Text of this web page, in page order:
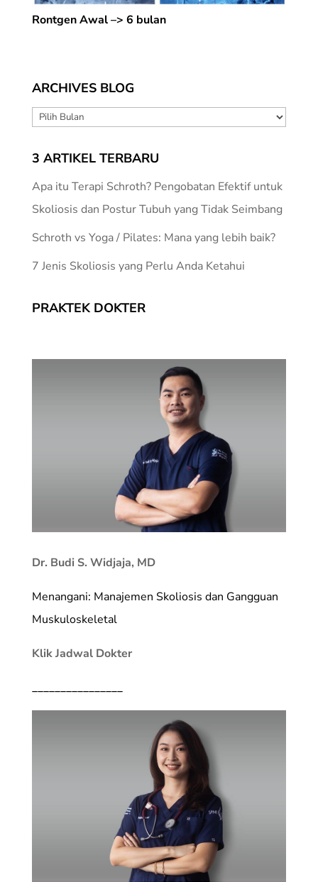
Rontgen Awal –> 6 bulan
ARCHIVES BLOG
ARCHIVES
3 ARTIKEL TERBARU
Apa itu Terapi Schroth? Pengobatan Efektif untuk
Skoliosis dan Postur Tubuh yang Tidak Seimbang
Schroth vs Yoga / Pilates: Mana yang lebih baik?
7 Jenis Skoliosis yang Perlu Anda Ketahui
PRAKTEK DOKTER
Dr. Budi S. Widjaja, MD
Menangani: Manajemen Skoliosis dan Gangguan
Muskuloskeletal
Klik Jadwal Dokter
________________